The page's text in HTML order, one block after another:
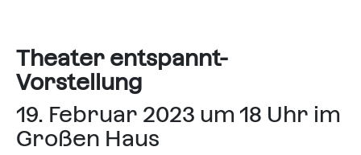
Theater entspannt-
Vorstellung
19. Februar 2023 um 18 Uhr im
Großen Haus